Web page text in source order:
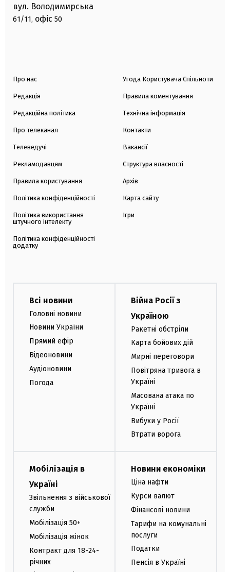
вул. Володимирська
61/11, офіс 50
Про нас
Редакція
Редакційна політика
Про телеканал
Телеведучі
Рекламодавцям
Правила користування
Політика конфіденційності
Політика використання
штучного інтелекту
Політика конфіденційності
додатку
Угода Користувача Спільноти
Правила коментування
Технічна інформація
Контакти
Вакансії
Структура власності
Архів
Карта сайту
Ігри
Всі новини
Головні новини
Новини України
Прямий ефір
Відеоновини
Аудіоновини
Погода
Війна Росії з
Україною
Ракетні обстріли
Карта бойових дій
Мирні переговори
Повітряна тривога в
Україні
Масована атака по
Україні
Вибухи у Росії
Втрати ворога
Мобілізація в
Україні
Звільнення з військової
служби
Мобілізація 50+
Мобілізація жінок
Контракт для 18-24-
річних
Новини економіки
Ціна нафти
Курси валют
Фінансові новини
Тарифи на комунальні
послуги
Податки
Пенсія в Україні